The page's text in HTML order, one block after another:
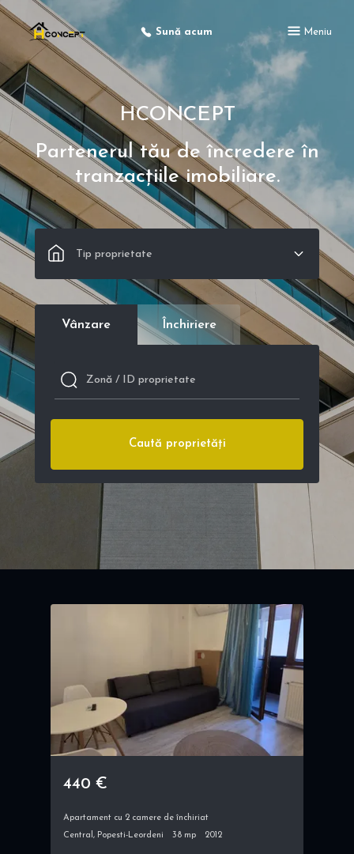
Sună acum Meniu
HCONCEPT
Partenerul tău de încredere în
tranzacțiile imobiliare.
Tip proprietate
Vânzare Închiriere
Apartament cu 2 camere de închiriat
440 €
Central, Popesti-Leordeni 38 mp 2012